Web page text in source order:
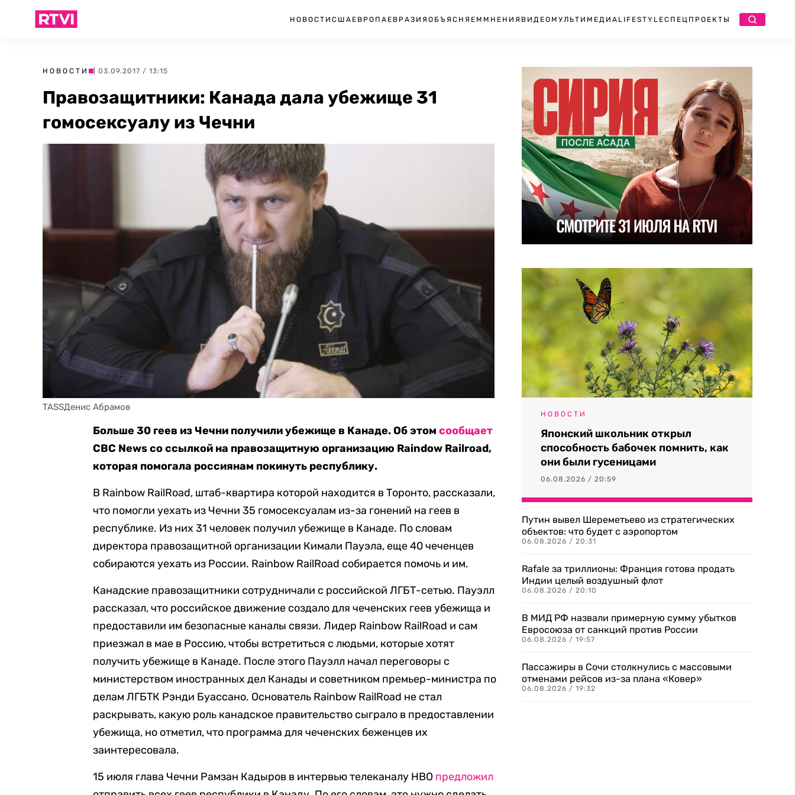
НОВОСТИ США ЕВРОПА ЕВРАЗИЯ ОБЪЯСНЯЕМ МНЕНИЯ ВИДЕО МУЛЬТИМЕДИА LIFESTYLEСПЕЦПРОЕКТЫ
НОВОСТИ | 03.09.2017 / 13:15
Правозащитники: Канада дала убежище 31
гомосексуалу из Чечни
TASSДенис Абрамов
Больше 30 геев из Чечни получили убежище в Канаде. Об этомсообщает
СBC News со ссылкой на правозащитную организацию Raindow Railroad,
которая помогала россиянам покинуть республику.
В Rainbow RailRoad, штаб-квартира которой находится в Торонто, рассказали,
что помогли уехать из Чечни 35 гомосексуалам из-за гонений на геев в
республике. Из них 31 человек получил убежище в Канаде. По словам
директора правозащитной организации Кимали Пауэла, еще 40 чеченцев
собираются уехать из России. Rainbow RailRoad собирается помочь и им.
Канадские правозащитники сотрудничали с российской ЛГБТ-сетью. Пауэлл
рассказал, что российское движение создало для чеченских геев убежища и
предоставили им безопасные каналы связи. Лидер Rainbow RailRoad и сам
приезжал в мае в Россию, чтобы встретиться с людьми, которые хотят
получить убежище в Канаде. После этого Пауэлл начал переговоры с
министерством иностранных дел Канады и советником премьер-министра по
делам ЛГБТК Рэнди Буассано. Основатель Rainbow RailRoad не стал
раскрывать, какую роль канадское правительство сыграло в предоставлении
убежища, но отметил, что программа для чеченских беженцев их
заинтересовала.
15 июля глава Чечни Рамзан Кадыров в интервью телеканалу HBO предложил
НОВОСТИ
Японский школьник открыл
способность бабочек помнить, как
они были гусеницами
06.08.2026 / 20:59
Путин вывел Шереметьево из стратегических
объектов: что будет с аэропортом
06.08.2026 / 20:31
Rafale за триллионы: Франция готова продать
Индии целый воздушный флот
06.08.2026 / 20:10
В МИД РФ назвали примерную сумму убытков
Евросоюза от санкций против России
06.08.2026 / 19:57
Пассажиры в Сочи столкнулись с массовыми
отменами рейсов из-за плана «Ковер»
06.08.2026 / 19:32